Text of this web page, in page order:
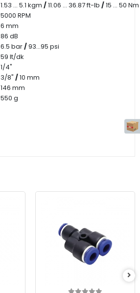
1.53 ... 5.1 kgm /11.06 ... 36.87 ft-lb /15 ... 50 Nm
5000 RPM
6 mm
86 dB
6.5 bar/93...95 psi
59 lt/dk
1/4"
3/8" /10 mm
146 mm
550 g